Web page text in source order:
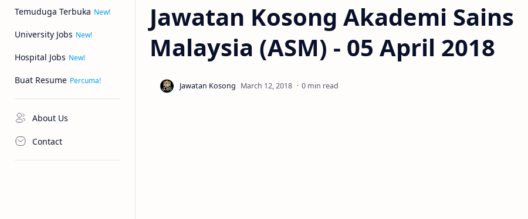
Temuduga Terbuka
University Jobs
Hospital Jobs
Buat Resume
About Us
Contact
Jawatan Kosong Akademi Sains
Malaysia (ASM) - 05 April 2018
0 min read